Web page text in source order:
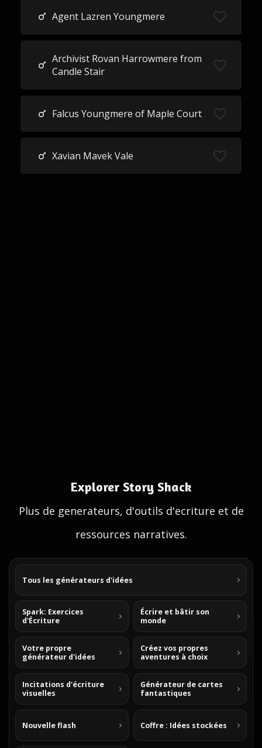
Agent Lazren Youngmere
Archivist Rovan Harrowmere from
Candle Stair
Falcus Youngmere of Maple Court
Xavian Mavek Vale
Explorer Story Shack
Plus de generateurs, d'outils d'ecriture et de
ressources narratives.
Tous les générateurs d'idées
Spark: Exercices
d'Écriture
Écrire et bâtir son
monde
Votre propre
générateur d'idées
Créez vos propres
aventures à choix
Incitations d'écriture
visuelles
Générateur de cartes
fantastiques
Nouvelle flash Coffre : Idées stockées